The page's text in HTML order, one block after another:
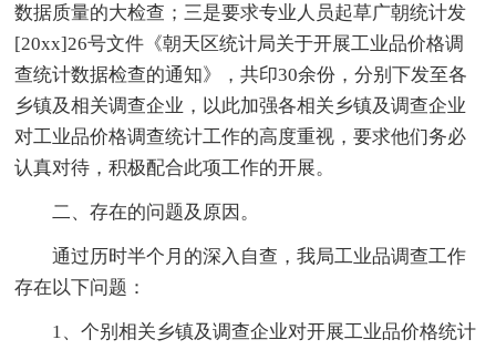
数据质量的大检查；三是要求专业人员起草广朝统计发
[20xx]26号文件《朝天区统计局关于开展工业品价格调
查统计数据检查的通知》，共印30余份，分别下发至各
乡镇及相关调查企业，以此加强各相关乡镇及调查企业
对工业品价格调查统计工作的高度重视，要求他们务必
认真对待，积极配合此项工作的开展。
二、存在的问题及原因。
通过历时半个月的深入自查，我局工业品调查工作
存在以下问题：
1、个别相关乡镇及调查企业对开展工业品价格统计